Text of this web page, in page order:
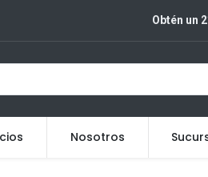
Obtén un
Nosotros